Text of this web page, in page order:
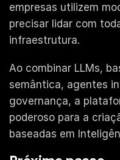
empresas utilizem
precisar lidar com
infraestrutura.
Ao combinar LLMs,
semântica, agentes
governança, a
poderoso para a
baseadas em